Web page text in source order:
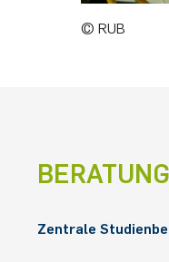
© RUB
Zentrale